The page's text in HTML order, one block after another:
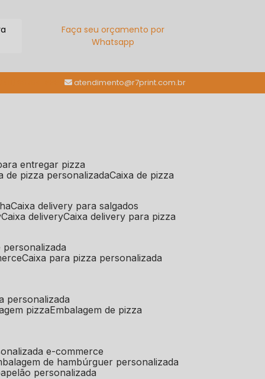
Faça seu orçamento por
Whatsapp
atendimento@r7print.com.br
entregar pizza
de pizza personalizada caixa de pizza
caixa delivery para salgados
caixa delivery caixa delivery para pizza
personalizada
caixa para pizza personalizada
personalizada
pizza embalagem de pizza
e-commerce
de hambúrguer personalizada
personalizada